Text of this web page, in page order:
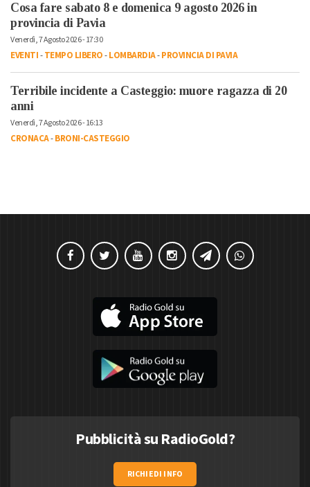
Cosa fare sabato 8 e domenica 9 agosto 2026 in
provincia di Pavia
Venerdì, 7 Agosto 2026 - 17:30
EVENTI-TEMPO LIBERO-LOMBARDIA-PROVINCIA DI PAVIA
Terribile incidente a Casteggio: muore ragazza di 20
anni
Venerdì, 7 Agosto 2026 - 16:13
CRONACA-BRONI-CASTEGGIO
Pubblicità su RadioGold?
RICHIEDI INFO